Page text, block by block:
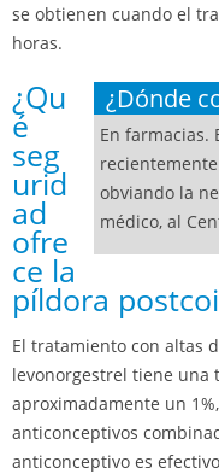
se obtienen cuando el
horas.
¿Dónde
En farmacias.
obviando la
médico, al
¿Qu
é
seg
urid
ad
ofre
ce la
píldora
El tratamiento con altas
levonorgestrel tiene una
aproximadamente un
anticonceptivos
anticonceptivo es